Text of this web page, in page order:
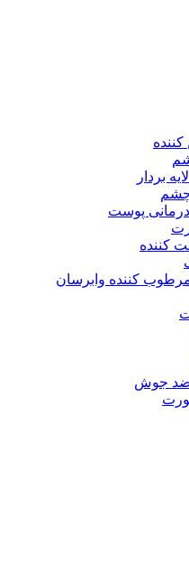
بردار
پوست
کننده
کننده وابرسان
ضد جوش